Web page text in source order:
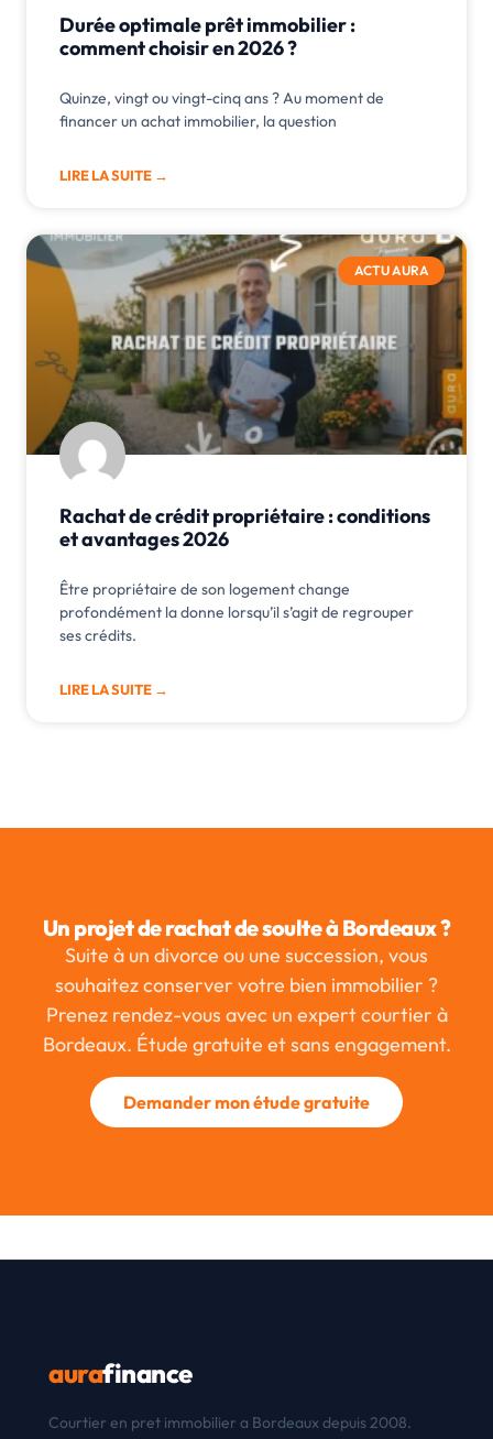
Durée optimale prêt immobilier :
comment choisir en 2026 ?
Quinze, vingt ou vingt-cinq ans ? Au moment de
financer un achat immobilier, la question
LIRE LA SUITE →
ACTU AURA
Rachat de crédit propriétaire : conditions
et avantages 2026
Être propriétaire de son logement change
profondément la donne lorsqu’il s’agit de regrouper
ses crédits.
LIRE LA SUITE →
Un projet de rachat de soulte à Bordeaux ?
Suite à un divorce ou une succession, vous
souhaitez conserver votre bien immobilier ?
Prenez rendez-vous avec un expert courtier à
Bordeaux. Étude gratuite et sans engagement.
Demander mon étude gratuite
aurafinance
Courtier en pret immobilier a Bordeaux depuis 2008.